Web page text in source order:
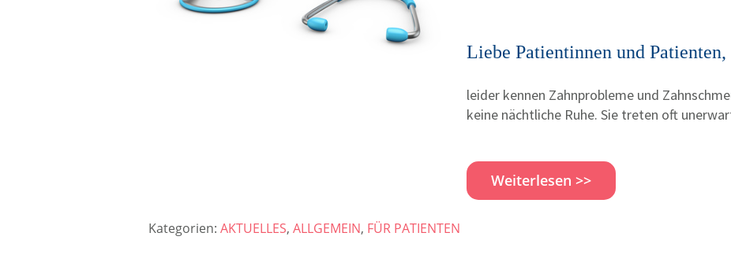
Liebe Patientinnen und Patienten,
leider kennen Zahnprobleme und
keine nächtliche Ruhe. Sie treten oft
Weiterlesen >>
Kategorien: AKTUELLES, ALLGEMEIN, FÜR PATIENTEN